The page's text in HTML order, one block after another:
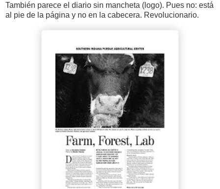
También parece el diario sin mancheta (logo). Pues no: está
al pie de la página y no en la cabecera. Revolucionario.